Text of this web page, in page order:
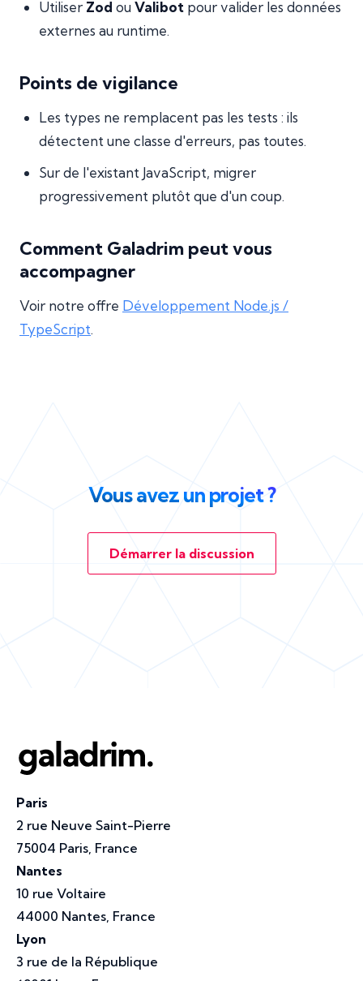
Utiliser Zod ou Valibot pour valider les données
externes au runtime.
Points de vigilance
Les types ne remplacent pas les tests : ils
détectent une classe d'erreurs, pas toutes.
Sur de l'existant JavaScript, migrer
progressivement plutôt que d'un coup.
Comment Galadrim peut vous
accompagner
Voir notre offre Développement Node.js /
TypeScript.
Vous avez un projet ?
Démarrer la discussion
Paris
2 rue Neuve Saint-Pierre
75004 Paris, France
Nantes
10 rue Voltaire
44000 Nantes, France
Lyon
3 rue de la République